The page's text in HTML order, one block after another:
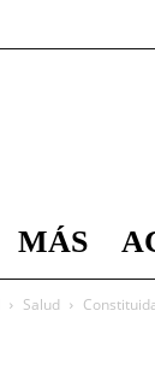
MÁS
Salud